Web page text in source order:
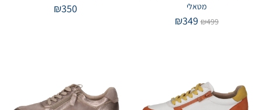
מטאלי
₪499
₪349
₪350